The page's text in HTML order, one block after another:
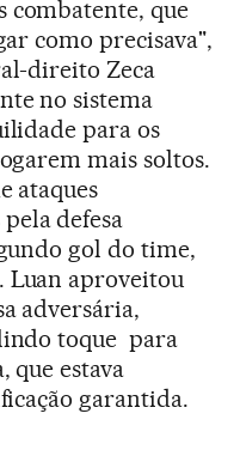
combatente, que
como precisava",
direito Zeca
no sistema
para os
mais soltos.
ataques
defesa
gol do time,
Luan aproveitou
adversária,
toque para
estava
garantida.